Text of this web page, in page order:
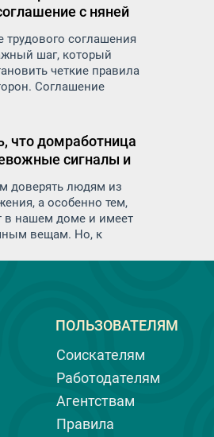
пожилых родителей,
и пространство.
с няней
трудового соглашения
шаг, который
четкие правила
Соглашение
риск недоразумений
в будущем
что домработница
сигналы и
доверять людям из
а особенно тем,
в нашем доме и имеет
вещам. Но, к
предпочитают не
и уметь
тревожные сигналы,
принять меры, а ещё
воровство.
ПОЛЬЗОВАТЕЛЯМ
Соискателям
Работодателям
Агентствам
Правила